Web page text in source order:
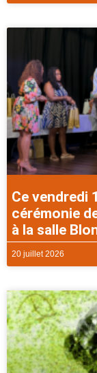
Ce vendredi
cérémonie
à la salle
20 juillet 2026